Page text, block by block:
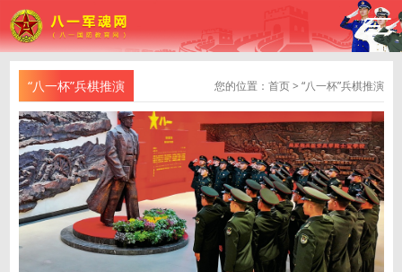
“八一杯”兵棋推演 您的位置： 首页> “八一杯”兵棋推演